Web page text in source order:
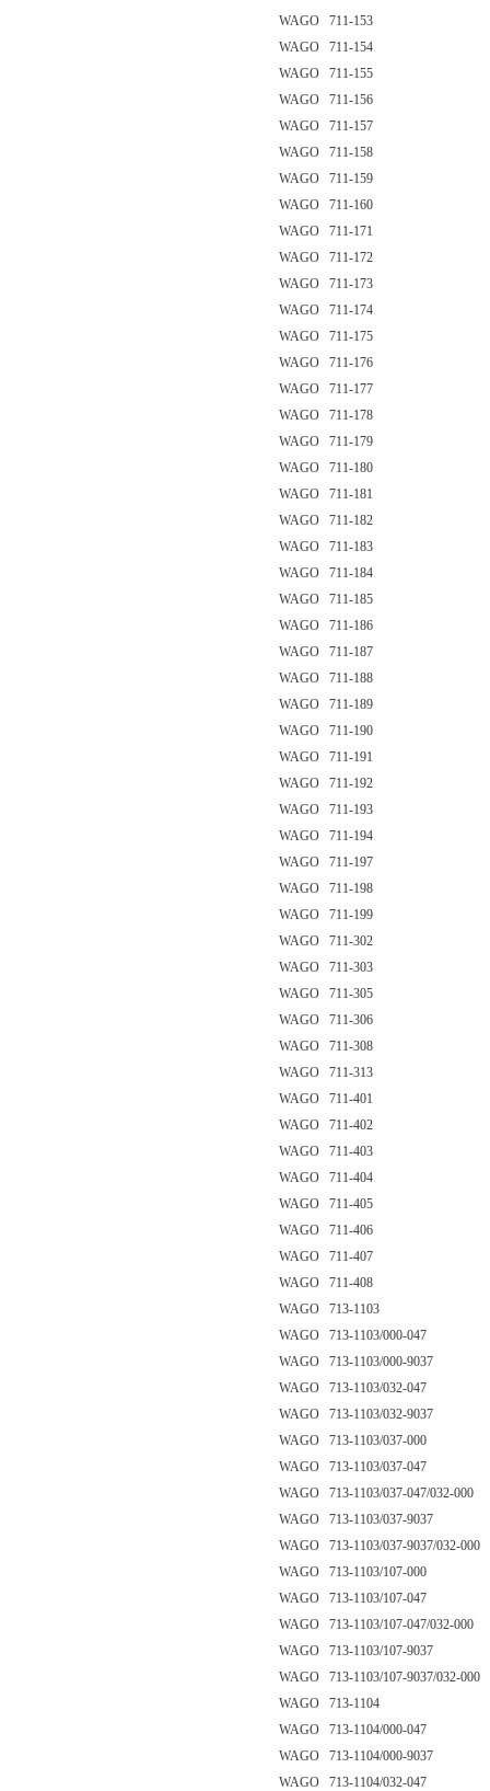
WAGO 711-153
WAGO 711-154
WAGO 711-155
WAGO 711-156
WAGO 711-157
WAGO 711-158
WAGO 711-159
WAGO 711-160
WAGO 711-171
WAGO 711-172
WAGO 711-173
WAGO 711-174
WAGO 711-175
WAGO 711-176
WAGO 711-177
WAGO 711-178
WAGO 711-179
WAGO 711-180
WAGO 711-181
WAGO 711-182
WAGO 711-183
WAGO 711-184
WAGO 711-185
WAGO 711-186
WAGO 711-187
WAGO 711-188
WAGO 711-189
WAGO 711-190
WAGO 711-191
WAGO 711-192
WAGO 711-193
WAGO 711-194
WAGO 711-197
WAGO 711-198
WAGO 711-199
WAGO 711-302
WAGO 711-303
WAGO 711-305
WAGO 711-306
WAGO 711-308
WAGO 711-313
WAGO 711-401
WAGO 711-402
WAGO 711-403
WAGO 711-404
WAGO 711-405
WAGO 711-406
WAGO 711-407
WAGO 711-408
WAGO 713-1103
WAGO 713-1103/000-047
WAGO 713-1103/000-9037
WAGO 713-1103/032-047
WAGO 713-1103/032-9037
WAGO 713-1103/037-000
WAGO 713-1103/037-047
WAGO 713-1103/037-047/032-000
WAGO 713-1103/037-9037
WAGO 713-1103/037-9037/032-000
WAGO 713-1103/107-000
WAGO 713-1103/107-047
WAGO 713-1103/107-047/032-000
WAGO 713-1103/107-9037
WAGO 713-1103/107-9037/032-000
WAGO 713-1104
WAGO 713-1104/000-047
WAGO 713-1104/000-9037
WAGO 713-1104/032-047